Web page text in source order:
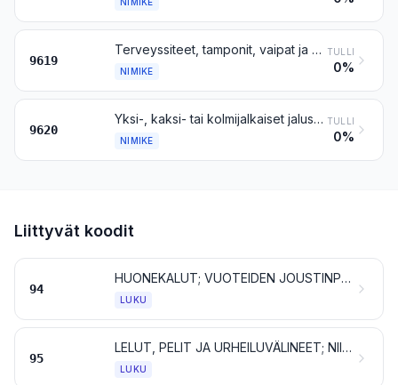
9619
Terveyssiteet, tamponit, vaipat ja niiden kaltaiset tavarat, mitä tahansa ainetta
NIMIKE
TULLI
0%
9620
Yksi-, kaksi- tai kolmijalkaiset jalustat ja niiden kaltaiset tavarat
NIMIKE
TULLI
0%
Liittyvät koodit
94
HUONEKALUT; VUOTEIDEN JOUSTINPOHJAT JA VUODEVARUSTEET, KUTEN PATJAT JA TYYNYT, SEKÄ NIIDEN KALTAISET PEHMUSTETUT SISUSTUSTAVARAT; VALAISIMET JA VALAISTUSVARUSTEET, MUUALLE KUULUMATTOMAT; VALOKILVET JA NIIDEN KALTAISET TAVARAT; TEHDASVALMISTEISET RAKENNUKSET
LUKU
95
LELUT, PELIT JA URHEILUVÄLINEET; NIIDEN OSAT JA TARVIKKEET
LUKU